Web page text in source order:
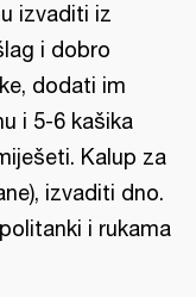
izvaditi iz
i dobro
dodati im
i 5-6 kašika
Kalup za
izvaditi dno.
i rukama